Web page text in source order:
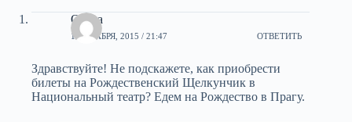
Ольга
1 ДЕКАБРЯ, 2015 / 21:47 ОТВЕТИТЬ
Здравствуйте! Не подскажете, как приобрести
билеты на Рождественский Щелкунчик в
Национальный театр? Едем на Рождество в Прагу.